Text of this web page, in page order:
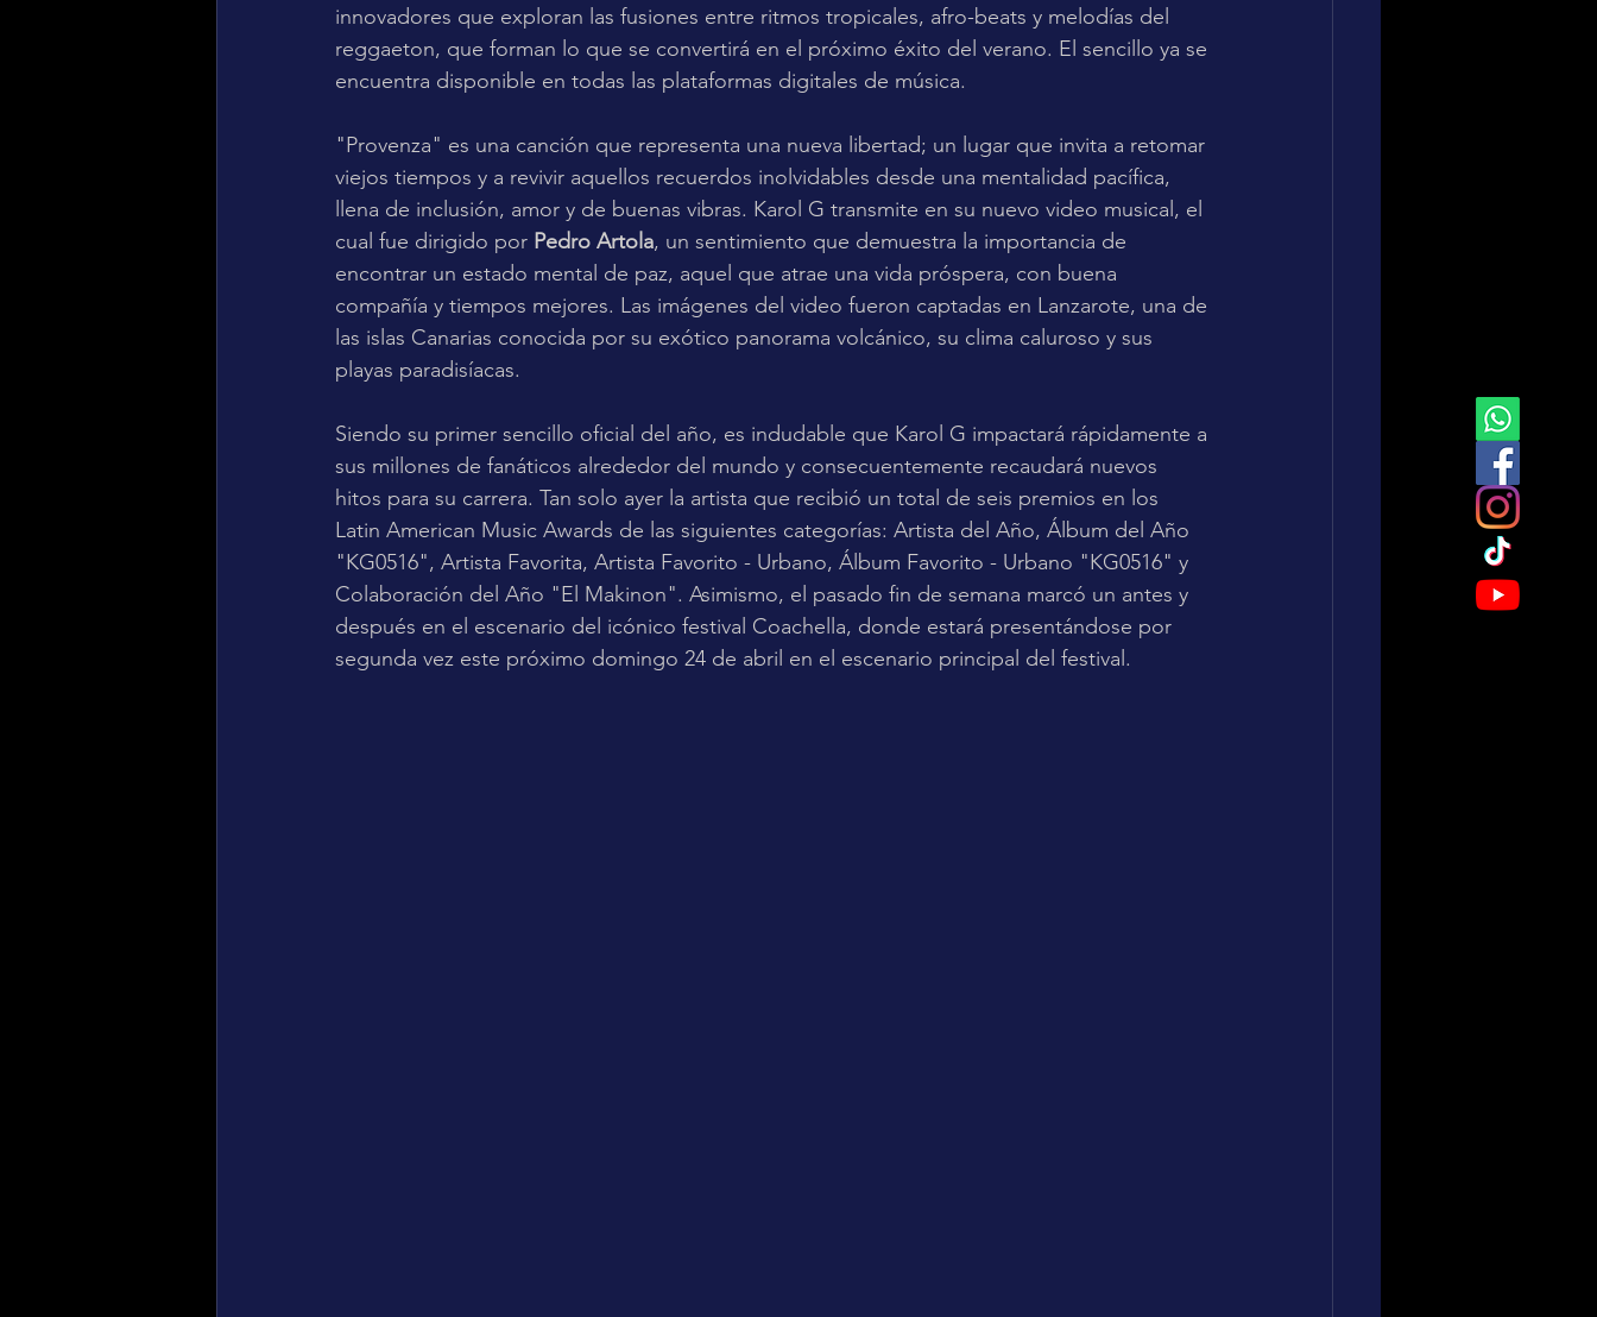
innovadores que exploran las fusiones entre ritmos tropicales, afro-beats y melodías del
reggaeton, que forman lo que se convertirá en el próximo éxito del verano. El sencillo ya se
encuentra disponible en todas las plataformas digitales de música.
"Provenza" es una canción que representa una nueva libertad; un lugar que invita a retomar
viejos tiempos y a revivir aquellos recuerdos inolvidables desde una mentalidad pacífica,
llena de inclusión, amor y de buenas vibras. Karol G transmite en su nuevo video musical, el
cual fue dirigido por Pedro Artola, un sentimiento que demuestra la importancia de
encontrar un estado mental de paz, aquel que atrae una vida próspera, con buena
compañía y tiempos mejores. Las imágenes del video fueron captadas en Lanzarote, una de
las islas Canarias conocida por su exótico panorama volcánico, su clima caluroso y sus
playas paradisíacas.
Siendo su primer sencillo oficial del año, es indudable que Karol G impactará rápidamente a
sus millones de fanáticos alrededor del mundo y consecuentemente recaudará nuevos
hitos para su carrera. Tan solo ayer la artista que recibió un total de seis premios en los
Latin American Music Awards de las siguientes categorías: Artista del Año, Álbum del Año
"KG0516", Artista Favorita, Artista Favorito - Urbano, Álbum Favorito - Urbano "KG0516" y
Colaboración del Año "El Makinon". Asimismo, el pasado fin de semana marcó un antes y
después en el escenario del icónico festival Coachella, donde estará presentándose por
segunda vez este próximo domingo 24 de abril en el escenario principal del festival.